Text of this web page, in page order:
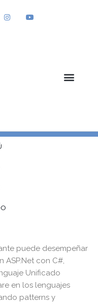
y programadores de
integración de
puede desempeñar
con C#,
Unificado
en los lenguajes
patterns y